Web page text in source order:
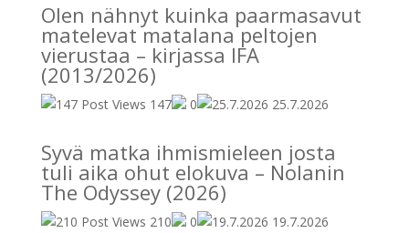
Olen nähnyt kuinka paarmasavut
matelevat matalana peltojen
vierustaa – kirjassa IFA
(2013/2026)
147 0 25.7.2026
Syvä matka ihmismieleen josta
tuli aika ohut elokuva – Nolanin
The Odyssey (2026)
210 0 19.7.2026